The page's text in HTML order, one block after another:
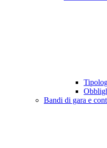
Bandi di gara e